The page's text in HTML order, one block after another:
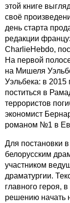
этой книге
своё
день старта
редакции
CharlieHebdo,
На первой
на Мишеля
Уэльбека: в 2015
поститься в
террористов
экономист
романом №1 в
Для постановки
белорусским
участником
драматургии.
главного героя,
решению начать